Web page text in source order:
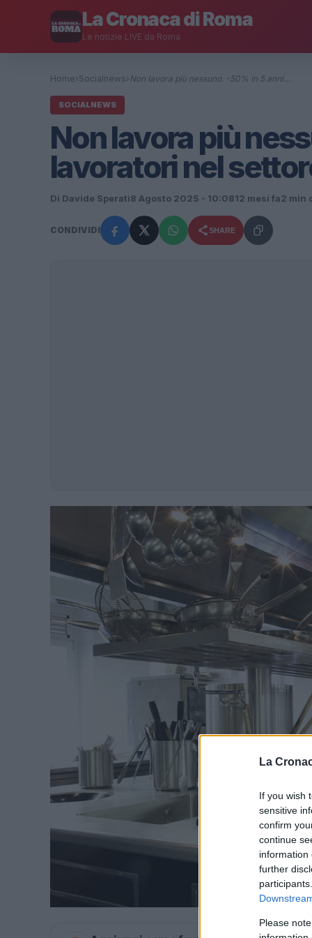
La
If you wish
sensitive
confirm
continue
information
further
Please
La Cronaca di Roma
Le notizie LIVE da Roma
Home› Socialnews› Non lavora più nessuno. -50% in 5 anni…
SOCIALNEWS
Non lavora più
lavoratori nel
Di Davide Sperati8 Agosto 2025 - 10:0812 mesi fa2 min
CONDIVIDI SHARE